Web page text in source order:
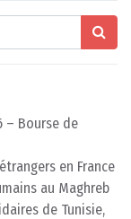
– Bourse de
en France
au Maghreb
de Tunisie,